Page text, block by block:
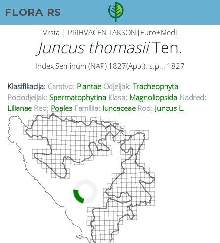
FLORA RS
Vrsta | PRIHVAĆEN TAKSON [Euro+Med]
Juncus thomasiiTen.
Index Seminum (NAP) 1827(App.): s.p... 1827
Klasifikacija: Carstvo: Plantae Odjeljak: Tracheophyta
Pododjeljak: Spermatophytina Klasa: Magnoliopsida Nadred:
Lilianae Red: Poales Familija: Juncaceae Rod: Juncus L.